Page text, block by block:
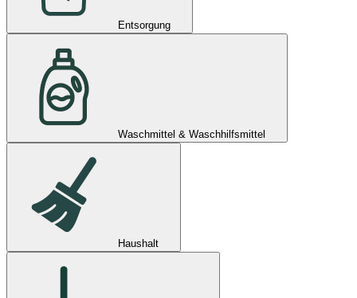
Entsorgung
Waschmittel & Waschhilfsmittel
Haushalt